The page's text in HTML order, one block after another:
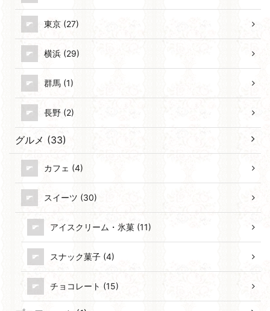
東京 (27)
横浜 (29)
群馬 (1)
長野 (2)
グルメ (33)
カフェ (4)
スイーツ (30)
アイスクリーム・氷菓 (11)
スナック菓子 (4)
チョコレート (15)